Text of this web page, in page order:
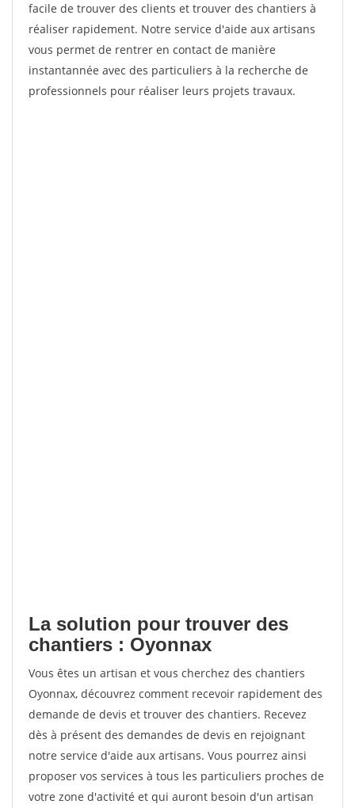
facile de trouver des clients et trouver des chantiers à
réaliser rapidement. Notre service d'aide aux artisans
vous permet de rentrer en contact de manière
instantannée avec des particuliers à la recherche de
professionnels pour réaliser leurs projets travaux.
La solution pour trouver des
chantiers : Oyonnax
Vous êtes un artisan et vous cherchez des chantiers
Oyonnax, découvrez comment recevoir rapidement des
demande de devis et trouver des chantiers. Recevez
dès à présent des demandes de devis en rejoignant
notre service d'aide aux artisans. Vous pourrez ainsi
proposer vos services à tous les particuliers proches de
votre zone d'activité et qui auront besoin d'un artisan